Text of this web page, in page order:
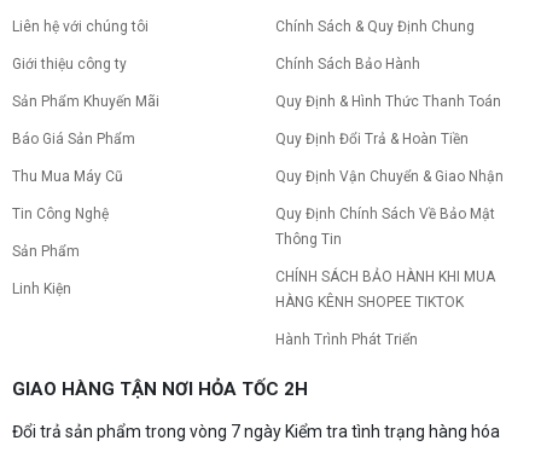
Liên hệ với chúng tôi
Giới thiệu công ty
Sản Phẩm Khuyến Mãi
Báo Giá Sản Phẩm
Thu Mua Máy Cũ
Tin Công Nghệ
Sản Phẩm
Linh Kiện
Chính Sách & Quy Định Chung
Chính Sách Bảo Hành
Quy Định & Hình Thức Thanh Toán
Quy Định Đổi Trả & Hoàn Tiền
Quy Định Vận Chuyển & Giao Nhận
Quy Định Chính Sách Về Bảo Mật
Thông Tin
CHÍNH SÁCH BẢO HÀNH KHI MUA
HÀNG KÊNH SHOPEE TIKTOK
Hành Trình Phát Triển
GIAO HÀNG TẬN NƠI HỎA TỐC 2H
Đổi trả sản phẩm trong vòng 7 ngày Kiểm tra tình trạng hàng hóa